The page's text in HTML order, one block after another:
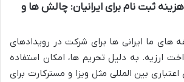
ثبت نام برای ایرانیان: چالش ها و
های ما ایرانی ها برای شرکت در رویدادهای
ارزیه. به دلیل تحریم ها، امکان استفاده
بین المللی مثل ویزا و مسترکارت برای